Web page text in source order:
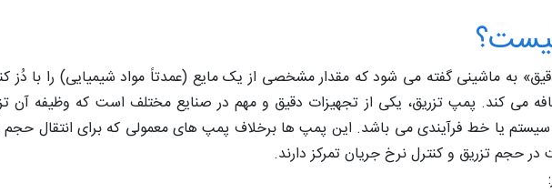
به ماشینی گفته می‌ شود که مقدار مشخصی از یک مایع (عمدتاً مواد شیمیایی) را با دُز
می‌ کند. پمپ تزریق، یکی از تجهیزات دقیق و مهم در صنایع مختلف است که وظیفه آن
یا خط فرآیندی می‌ باشد. این پمپ‌ ها برخلاف پمپ‌ های معمولی که برای انتقال حجم
حجم تزریق و کنترل نرخ جریان تمرکز دارند.